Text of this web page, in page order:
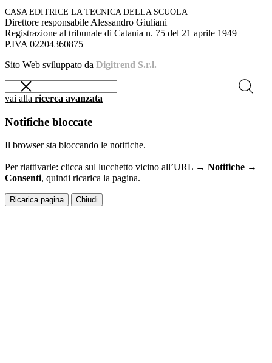
CASA EDITRICE LA TECNICA DELLA SCUOLA
Direttore responsabile Alessandro Giuliani
Registrazione al tribunale di Catania n. 75 del 21 aprile 1949
P.IVA 02204360875
Sito Web sviluppato da Digitrend S.r.l.
vai alla ricerca avanzata
Notifiche bloccate
Il browser sta bloccando le notifiche.
Per riattivarle: clicca sul lucchetto vicino all’URL → Notifiche →
Consenti, quindi ricarica la pagina.
Ricarica pagina Chiudi